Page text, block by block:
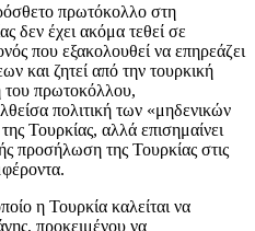
πρωτόκολλο στη
δεν έχει ακόμα τεθεί σε
που εξακολουθεί να επηρεάζει
και ζητεί από την τουρκική
πρωτοκόλλου,
πολιτική των «μηδενικών
Τουρκίας, αλλά επισημαίνει
προσήλωση της Τουρκίας στις
η Τουρκία καλείται να
προκειμένου να